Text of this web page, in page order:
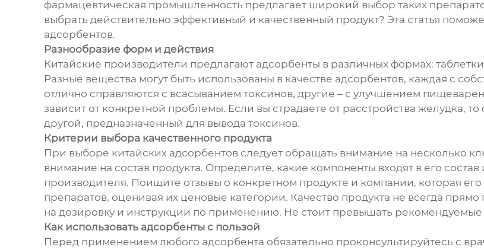
фармацевтическая промышленность предлагает широкий выбор таких
выбрать действительно эффективный и качественный продукт? Эта статья
адсорбентов.
Разнообразие форм и действия
Китайские производители предлагают адсорбенты в различных формах:
Разные вещества могут быть использованы в качестве адсорбентов, каждая с
отлично справляются с всасыванием токсинов, другие – с улучшением
зависит от конкретной проблемы. Если вы страдаете от расстройства желудка,
другой, предназначенный для вывода токсинов.
Критерии выбора качественного продукта
При выборе китайских адсорбентов следует обращать внимание на несколько
внимание на состав продукта. Определите, какие компоненты входят в его
производителя. Поищите отзывы о конкретном продукте и компании, которая
препаратов, оценивая их ценовые категории. Качество продукта не всегда
на дозировку и инструкции по применению. Не стоит превышать рекомендуемые
Как использовать адсорбенты с пользой
Перед применением любого адсорбента обязательно проконсультируйтесь с